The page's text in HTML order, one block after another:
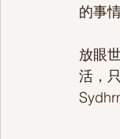
的事情
放眼
活，